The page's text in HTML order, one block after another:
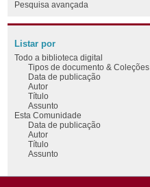
Pesquisa avançada
Listar por
Todo a biblioteca digital
Tipos de documento & Coleções
Data de publicação
Autor
Título
Assunto
Esta Comunidade
Data de publicação
Autor
Título
Assunto